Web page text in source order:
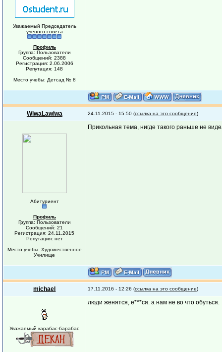
Уважаемый Председатель
ученого совета
Профиль
Группа: Пользователи
Сообщений: 2388
Регистрация: 2.06.2006
Репутация: 148
Место учебы: Детсад № 8
WiwaLawiwa 24.11.2015 - 15:50 (ссылка на это сообщение)
Абитуриент
Профиль
Группа: Пользователи
Сообщений: 21
Регистрация: 24.11.2015
Репутация: нет
Место учебы: Художественное
Училище
Прикольная тема, нигде такого раньше не
michael 17.11.2016 - 12:26 (ссылка на это сообщение)
Уважаемый карабас-барабас
люди женятся, е***ся. а нам не во что обуться.